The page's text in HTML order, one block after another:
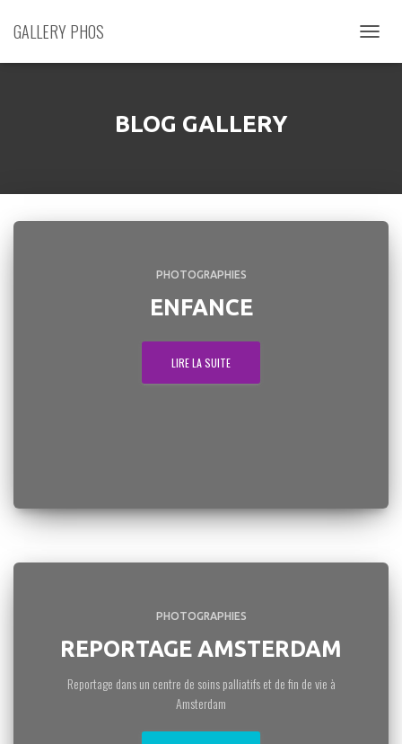
GALLERY PHOS
LA
BLOG GALLERY
PHOTOGRAPHIES
ENFANCE
LIRE LA SUITE
PHOTOGRAPHIES
REPORTAGE AMSTERDAM
Reportage dans un centre de soins palliatifs et de fin de vie à
Amsterdam